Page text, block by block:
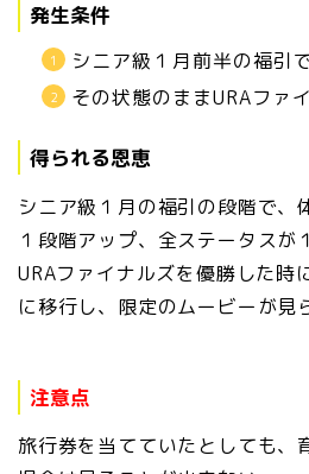
発生条件
シニア級１月前半の福引
その状態のままURAファ
得られる恩恵
シニア級１月の福引の段階で、
１段階アップ、全ステータスが
URAファイナルズを優勝した時
に移行し、限定のムービーが見
注意点
旅行券を当てていたとしても、